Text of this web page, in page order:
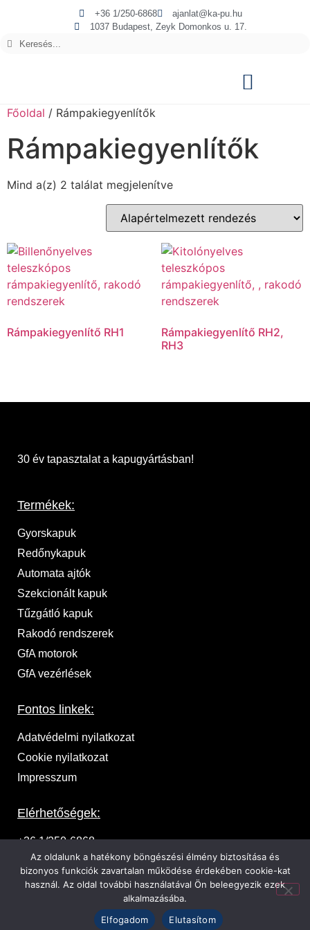
+36 1/250-6868
ajanlat@ka-pu.hu
1037 Budapest, Zeyk Domonkos u. 17.
Főoldal / Rámpakiegyenlítők
Rámpakiegyenlítők
Mind a(z) 2 találat megjelenítve
Rámpakiegyenlítő RH1
Rámpakiegyenlítő RH2,
RH3
30 év tapasztalat a kapugyártásban!
Termékek:
Gyorskapuk
Redőnykapuk
Automata ajtók
Szekcionált kapuk
Tűzgátló kapuk
Rakodó rendszerek
GfA motorok
GfA vezérlések
Fontos linkek:
Adatvédelmi nyilatkozat
Cookie nyilatkozat
Impresszum
Elérhetőségek:
+36 1/250-6868
1037 Budapest, Zeyk Domonkos u. 17.
ajanlat@ka-pu.hu
Az oldalunk a hatékony böngészési élmény biztosítása és
bizonyos funkciók zavartalan működése érdekében cookie-kat
használ. Az oldal további használatával Ön beleegyezik ezek
alkalmazásába.
Elfogadom
Elutasítom